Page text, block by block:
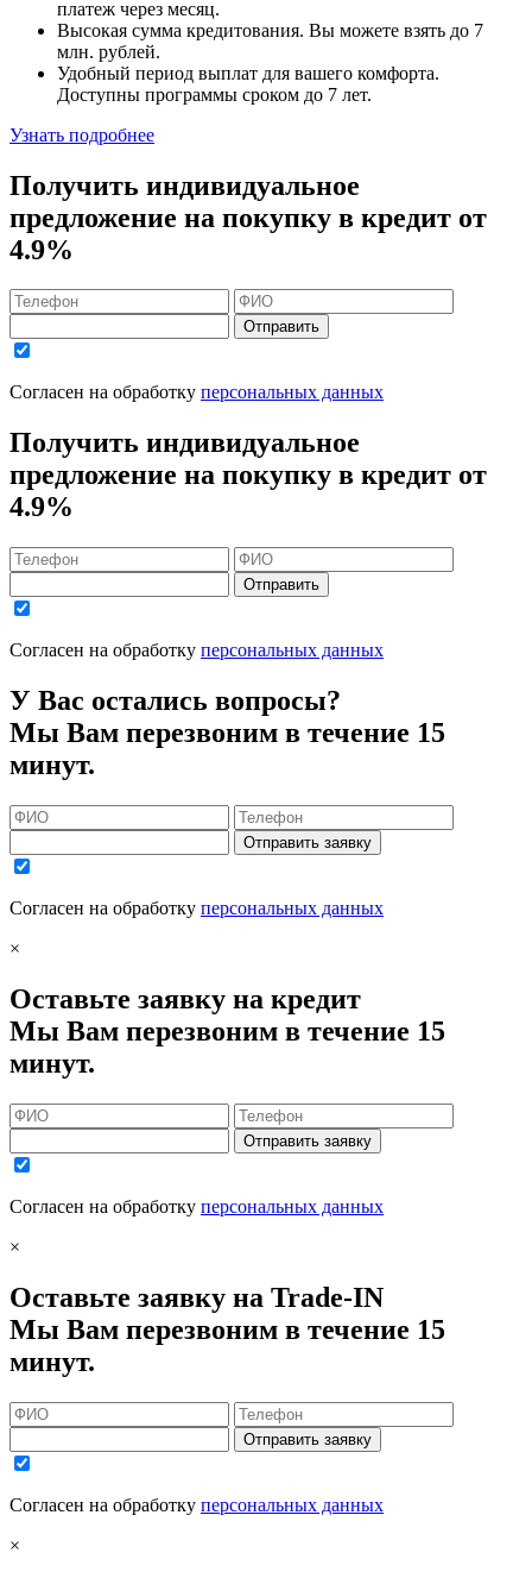
платеж через месяц.
Высокая сумма кредитования. Вы можете взять до 7
млн. рублей.
Удобный период выплат для вашего комфорта.
Доступны программы сроком до 7 лет.
Узнать подробнее
Получить индивидуальное
предложение на покупку в кредит от
4.9%
Отправить
Согласен на обработку персональных данных
Получить индивидуальное
предложение на покупку в кредит от
4.9%
Отправить
Согласен на обработку персональных данных
У Вас остались вопросы?
Мы Вам перезвоним в течение 15
минут.
Отправить заявку
Согласен на обработку персональных данных
×
Оставьте заявку на кредит
Мы Вам перезвоним в течение 15
минут.
Отправить заявку
Согласен на обработку персональных данных
×
Оставьте заявку на Trade-IN
Мы Вам перезвоним в течение 15
минут.
Отправить заявку
Согласен на обработку персональных данных
×